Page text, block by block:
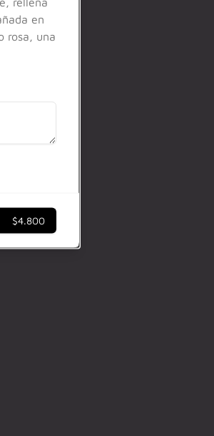
en
rosa, una
$4.800